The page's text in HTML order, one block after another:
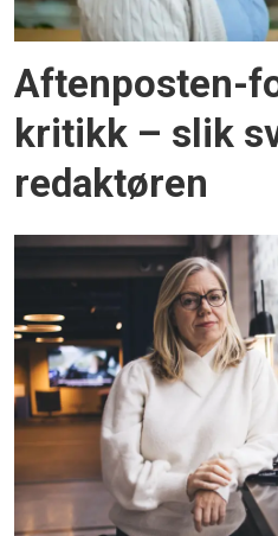
Aftenposten-
kritikk – slik
redaktøren